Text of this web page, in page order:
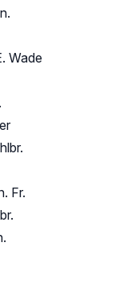
Wade
Fr.